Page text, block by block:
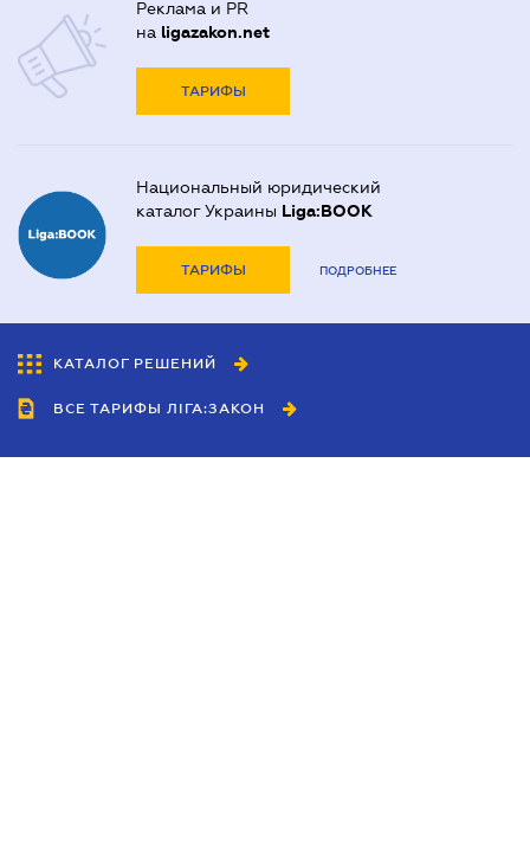
Реклама и PR
на ligazakon.net
ТАРИФЫ
Национальный юридический
каталог Украины Liga:BOOK
ТАРИФЫ ПОДРОБНЕЕ
КАТАЛОГ РЕШЕНИЙ
ВСЕ ТАРИФЫ ЛІГА:ЗАКОН